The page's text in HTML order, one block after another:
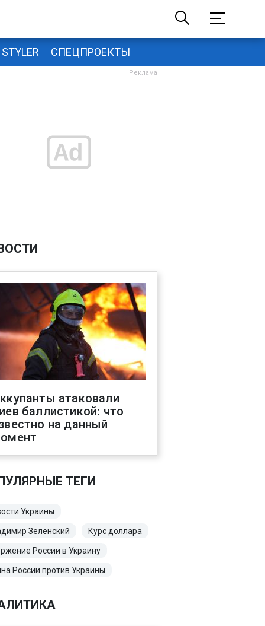
STYLER СПЕЦПРОЕКТЫ
атаковали
баллистикой: что
на данный
ТЕГИ
Украины
Зеленский Курс доллара
России в Украину
России против Украины